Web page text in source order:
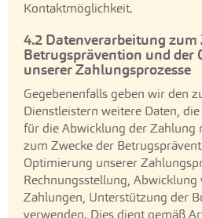
Kontaktmöglichkeit.
4.2 Datenverarbeitung zum
Betrugsprävention und der
unserer Zahlungsprozesse
Gegebenenfalls geben wir den
Dienstleistern weitere Daten,
für die Abwicklung der Zahlung
zum Zwecke der
Optimierung unserer
Rechnungsstellung, Abwicklung
Zahlungen, Unterstützung der
verwenden. Dies dient gemäß